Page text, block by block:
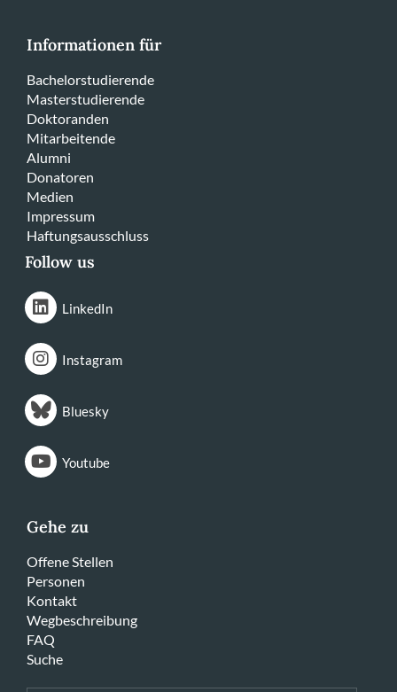
Informationen für
Bachelorstudierende
Masterstudierende
Doktoranden
Mitarbeitende
Alumni
Donatoren
Medien
Impressum
Haftungsausschluss
Follow us
LinkedIn
Instagram
Bluesky
Youtube
Gehe zu
Offene Stellen
Personen
Kontakt
Wegbeschreibung
FAQ
Suche